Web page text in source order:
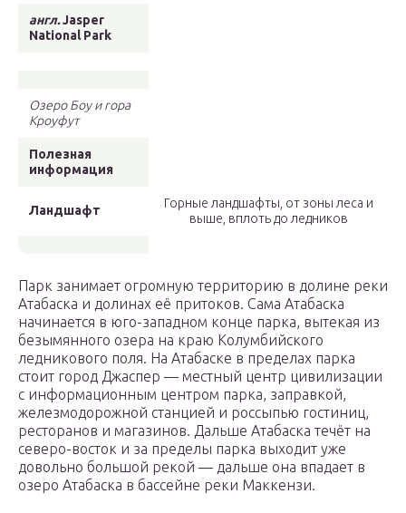
англ.Jasper
National Park
Озеро Боу и гора
Кроуфут
Полезная
информация
Ландшафт
Горные ландшафты, от зоны леса и
выше, вплоть до ледников
Парк занимает огромную территорию в долине реки
Атабаска и долинах её притоков. Сама Атабаска
начинается в юго-западном конце парка, вытекая из
безымянного озера на краю Колумбийского
ледникового поля. На Атабаске в пределах парка
стоит город Джаспер — местный центр цивилизации
с информационным центром парка, заправкой,
железмодорожной станцией и россыпью гостиниц,
ресторанов и магазинов. Дальше Атабаска течёт на
северо-восток и за пределы парка выходит уже
довольно большой рекой — дальше она впадает в
озеро Атабаска в бассейне реки Маккензи.